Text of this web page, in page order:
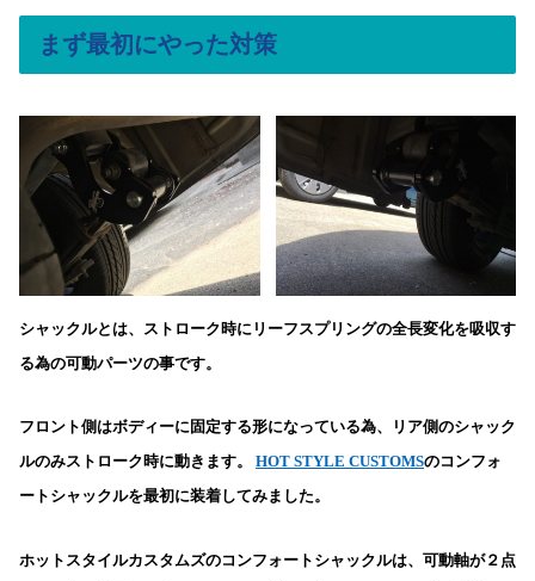
まず最初にやった対策
シャックルとは、ストローク時にリーフスプリングの全長変化を吸収す
る為の可動パーツの事です。
フロント側はボディーに固定する形になっている為、リア側のシャック
ルのみストローク時に動きます。 HOT STYLE CUSTOMSのコンフォ
ートシャックルを最初に装着してみました。
ホットスタイルカスタムズのコンフォートシャックルは、可動軸が２点